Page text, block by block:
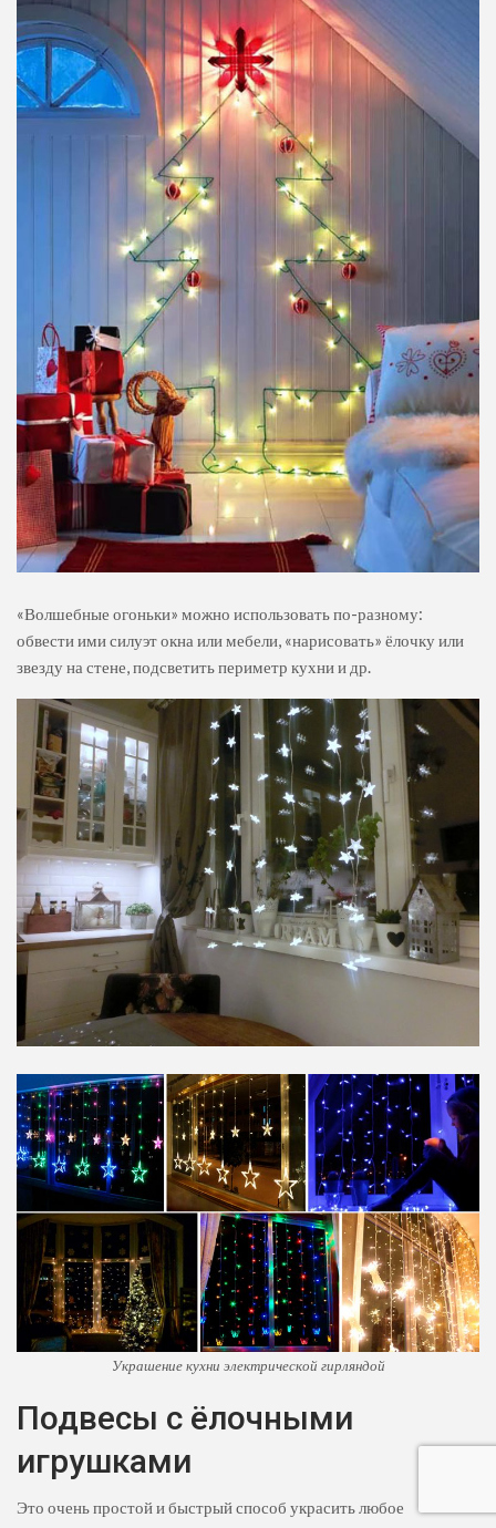
«Волшебные огоньки» можно использовать по-разному:
обвести ими силуэт окна или мебели, «нарисовать» ёлочку или
звезду на стене, подсветить периметр кухни и др.
Украшение кухни электрической гирляндой
Подвесы с ёлочными
игрушками
Это очень простой и быстрый способ украсить любое